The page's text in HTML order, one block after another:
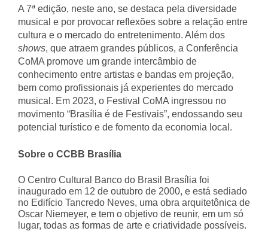
A 7ª edição, neste ano, se destaca pela diversidade
musical e por provocar reflexões sobre a relação entre
cultura e o mercado do entretenimento. Além dos
shows, que atraem grandes públicos, a Conferência
CoMA promove um grande intercâmbio de
conhecimento entre artistas e bandas em projeção,
bem como profissionais já experientes do mercado
musical. Em 2023, o Festival CoMA ingressou no
movimento “Brasília é de Festivais”, endossando seu
potencial turístico e de fomento da economia local.
Sobre o CCBB Brasília
O Centro Cultural Banco do Brasil Brasília foi
inaugurado em 12 de outubro de 2000, e está sediado
no Edifício Tancredo Neves, uma obra arquitetônica de
Oscar Niemeyer, e tem o objetivo de reunir, em um só
lugar, todas as formas de arte e criatividade possíveis.